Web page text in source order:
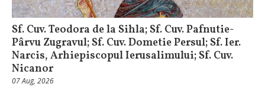
Sf. Cuv. Teodora de la Sihla; Sf. Cuv. Pafnutie-
Pârvu Zugravul; Sf. Cuv. Dometie Persul; Sf. Ier.
Narcis, Arhiepiscopul Ierusalimului; Sf. Cuv.
Nicanor
07 Aug, 2026